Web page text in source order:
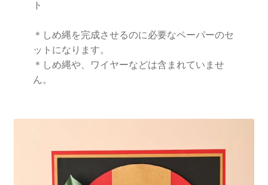
ト
＊しめ縄を完成させるのに必要なペーパーのセ
ットになります。
＊しめ縄や、ワイヤーなどは含まれていませ
ん。